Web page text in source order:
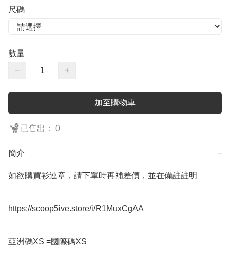
尺碼
數量
−
+
加至購物車
已售出： 0
簡介 −
如欲購買衫連章，請下單時再補差價，並在備註註明
https://scoop5ive.store/i/R1MuxCgAA
亞洲碼XS =國際碼XS